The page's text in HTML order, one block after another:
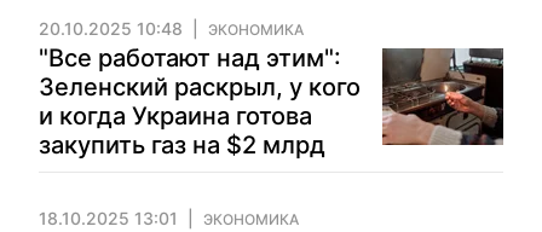
20.10.2025 10:48 ЭКОНОМИКА
"Все работают над этим":
Зеленский раскрыл, у кого
и когда Украина готова
закупить газ на $2 млрд
18.10.2025 13:01 ЭКОНОМИКА